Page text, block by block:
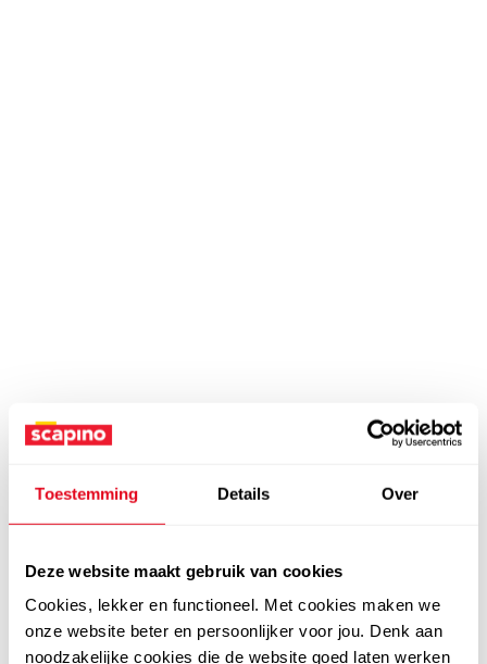
Toestemming Details Over
Deze website maakt gebruik van cookies
Cookies, lekker en functioneel. Met cookies maken we
onze website beter en persoonlijker voor jou. Denk aan
noodzakelijke cookies die de website goed laten werken